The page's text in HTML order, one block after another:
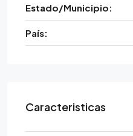
Estado/Municipio:
País:
Caracteristicas